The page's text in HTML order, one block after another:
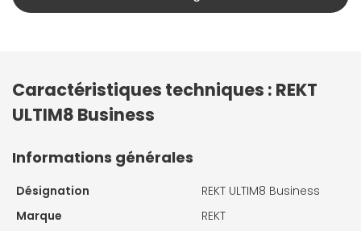
Caractéristiques techniques : REKT
ULTIM8 Business
Informations générales
Désignation
REKT ULTIM8 Business
Marque
REKT